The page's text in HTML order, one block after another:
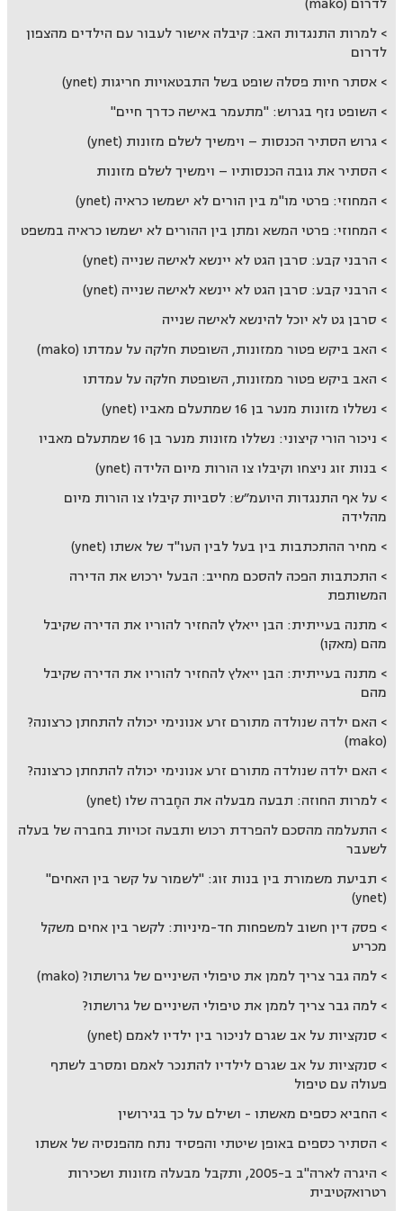
לדרום (mako)
למרות התנגדות האב: קיבלה אישור לעבור עם הילדים מהצפון
לדרום
אסתר חיות פסלה שופט בשל התבטאויות חריגות (ynet)
השופט נזף בגרוש: "מתעמר באישה כדרך חיים"
גרוש הסתיר הכנסות – וימשיך לשלם מזונות (ynet)
הסתיר את גובה הכנסותיו – וימשיך לשלם מזונות
המחוזי: פרטי מו"מ בין הורים לא ישמשו כראיה (ynet)
המחוזי: פרטי המשא ומתן בין ההורים לא ישמשו כראיה במשפט
הרבני קבע: סרבן הגט לא יינשא לאישה שנייה (ynet)
הרבני קבע: סרבן הגט לא יינשא לאישה שנייה (ynet)
סרבן גט לא יוכל להינשא לאישה שנייה
האב ביקש פטור ממזונות, השופטת חלקה על עמדתו (mako)
האב ביקש פטור ממזונות, השופטת חלקה על עמדתו
נשללו מזונות מנער בן 16 שמתעלם מאביו (ynet)
ניכור הורי קיצוני: נשללו מזונות מנער בן 16 שמתעלם מאביו
בנות זוג ניצחו וקיבלו צו הורות מיום הלידה (ynet)
על אף התנגדות היועמ״ש: לסביות קיבלו צו הורות מיום
מהלידה
מחיר ההתכתבות בין בעל לבין העו"ד של אשתו (ynet)
התכתבות הפכה להסכם מחייב: הבעל ירכוש את הדירה
המשותפת
מתנה בעייתית: הבן ייאלץ להחזיר להוריו את הדירה שקיבל
מהם (מאקו)
מתנה בעייתית: הבן ייאלץ להחזיר להוריו את הדירה שקיבל
מהם
האם ילדה שנולדה מתורם זרע אנונימי יכולה להתחתן כרצונה?
(mako)
האם ילדה שנולדה מתורם זרע אנונימי יכולה להתחתן כרצונה?
למרות החוזה: תבעה מבעלה את החֶברה שלו (ynet)
התעלמה מהסכם להפרדת רכוש ותבעה זכויות בחברה של בעלה
לשעבר
תביעת משמורת בין בנות זוג: "לשמור על קשר בין האחים"
(ynet)
פסק דין חשוב למשפחות חד-מיניות: לקשר בין אחים משקל
מכריע
למה גבר צריך לממן את טיפולי השיניים של גרושתו? (mako)
למה גבר צריך לממן את טיפולי השיניים של גרושתו?
סנקציות על אב שגרם לניכור בין ילדיו לאמם (ynet)
סנקציות על אב שגרם לילדיו להתנכר לאמם ומסרב לשתף
פעולה עם טיפול
החביא כספים מאשתו - ושילם על כך בגירושין
הסתיר כספים באופן שיטתי והפסיד נתח מהפנסיה של אשתו
היגרה לארה"ב ב-2005, ותקבל מבעלה מזונות ושכירות
רטרואקטיבית